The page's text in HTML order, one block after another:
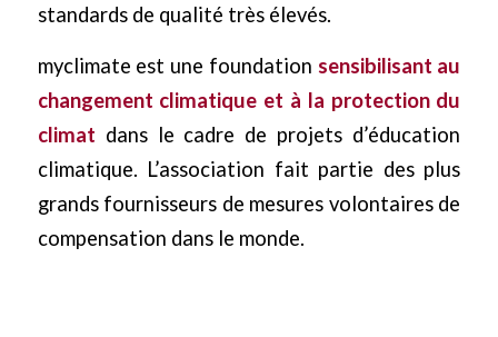
standards de qualité très élevés.
myclimate est une foundation sensibilisant au
changement climatique et à la protection du
climat dans le cadre de projets d’éducation
climatique. L’association fait partie des plus
grands fournisseurs de mesures volontaires de
compensation dans le monde.